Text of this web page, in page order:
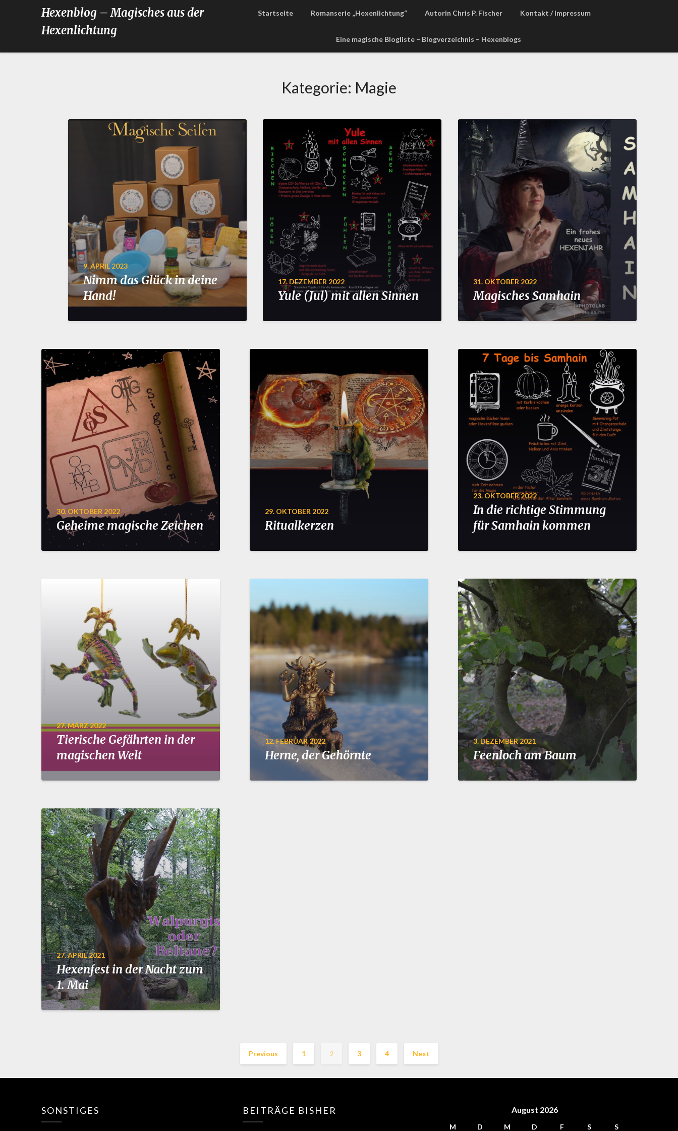
Hexenblog – Magisches aus der
Hexenlichtung
Startseite Romanserie „Hexenlichtung“ Autorin Chris P. Fischer Kontakt / Impressum
Eine magische Blogliste – Blogverzeichnis – Hexenblogs
Kategorie: Magie
9. APRIL 2023
Nimm das Glück in deine
Hand!
17. DEZEMBER 2022
Yule (Jul) mit allen Sinnen
31. OKTOBER 2022
Magisches Samhain
30. OKTOBER 2022
Geheime magische Zeichen
29. OKTOBER 2022
Ritualkerzen
23. OKTOBER 2022
In die richtige Stimmung
für Samhain kommen
27. MÄRZ 2022
Tierische Gefährten in der
magischen Welt
12. FEBRUAR 2022
Herne, der Gehörnte
3. DEZEMBER 2021
Feenloch am Baum
27. APRIL 2021
Hexenfest in der Nacht zum
1. Mai
Previous 1 2 3 4 Next
SONSTIGES BEITRÄGE BISHER August 2026
M D M D F S S